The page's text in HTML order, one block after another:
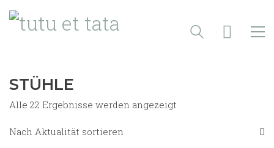
STÜHLE
Alle 22 Ergebnisse werden angezeigt
Nach Aktualität sortieren